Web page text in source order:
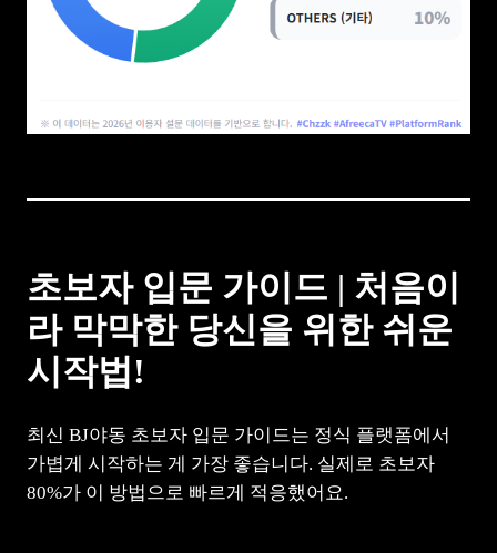
초보자 입문 가이드 | 처음이
라 막막한 당신을 위한 쉬운
시작법!
최신 BJ야동 초보자 입문 가이드는 정식 플랫폼에서
가볍게 시작하는 게 가장 좋습니다. 실제로 초보자
80%가 이 방법으로 빠르게 적응했어요.